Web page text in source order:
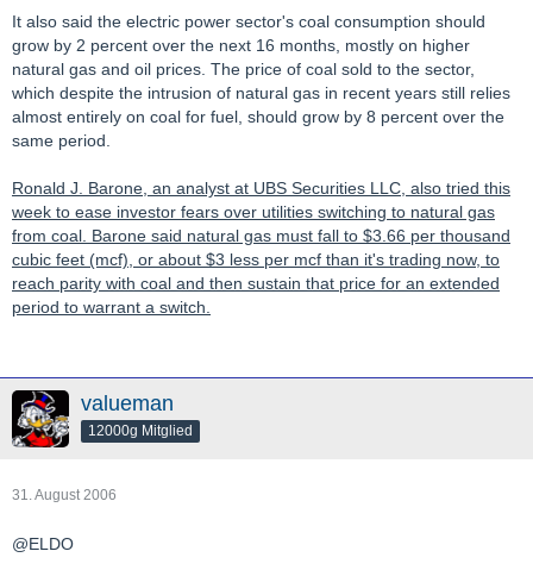
It also said the electric power sector's coal consumption should
grow by 2 percent over the next 16 months, mostly on higher
natural gas and oil prices. The price of coal sold to the sector,
which despite the intrusion of natural gas in recent years still relies
almost entirely on coal for fuel, should grow by 8 percent over the
same period.
Ronald J. Barone, an analyst at UBS Securities LLC, also tried this
week to ease investor fears over utilities switching to natural gas
from coal. Barone said natural gas must fall to $3.66 per thousand
cubic feet (mcf), or about $3 less per mcf than it's trading now, to
reach parity with coal and then sustain that price for an extended
period to warrant a switch.
valueman
12000g Mitglied
31. August 2006
@ELDO